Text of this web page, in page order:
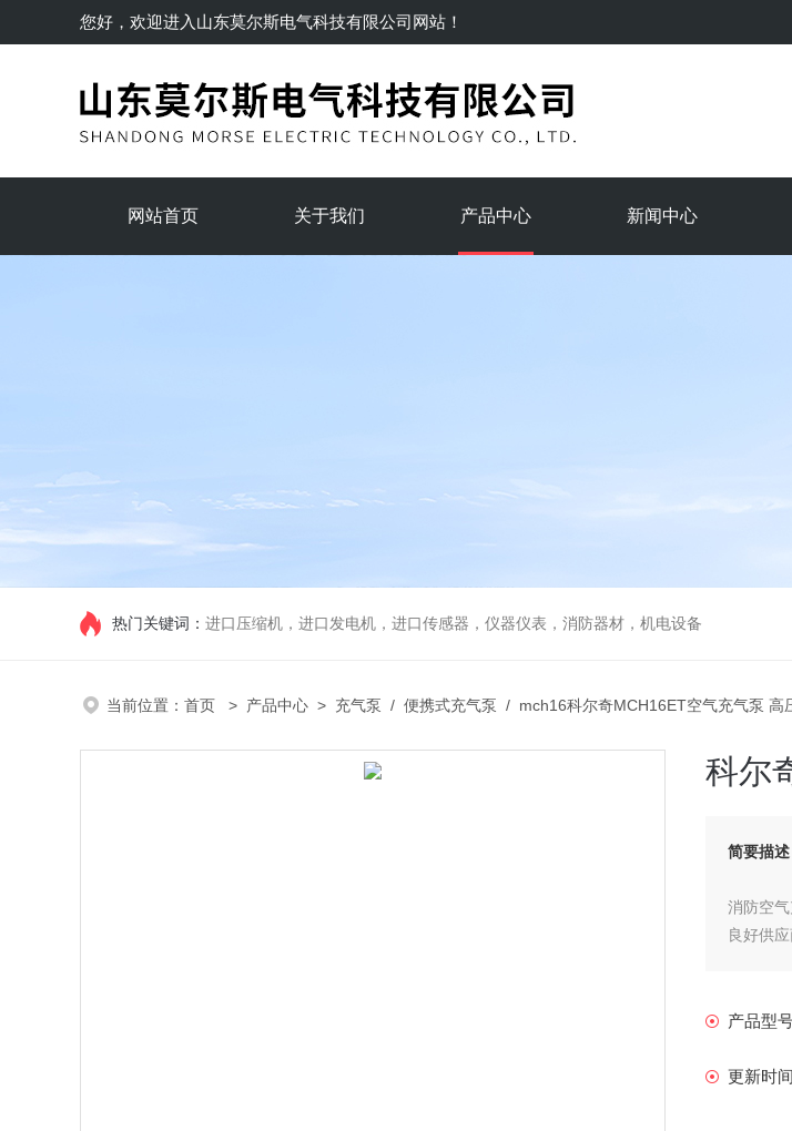
您好，欢迎进入 山东莫尔斯电气科技有限公司网站！
网站首页 关于我们 产品中心 新闻中心
热门关键词： 进口压缩机，进口发电机，进口传感器，仪器仪表，消防器材，机电设备
当前位置： 首页 > 产品中心 > 充气泵 / 便携式充气泵 / mch16科尔奇MCH16ET空气充气泵 高
科尔
简要描述
消防空
良好供
产品型
更新时间